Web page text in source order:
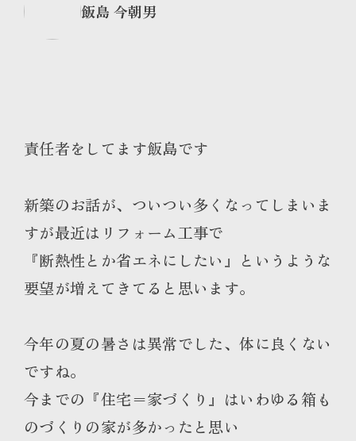
飯島 今朝男
責任者をしてます飯島です
新築のお話が、ついつい多くなってしまいま
すが最近はリフォーム工事で
『断熱性とか省エネにしたい』というような
要望が増えてきてると思います。
今年の夏の暑さは異常でした、体に良くない
ですね。
今までの『住宅＝家づくり』はいわゆる箱も
のづくりの家が多かったと思い